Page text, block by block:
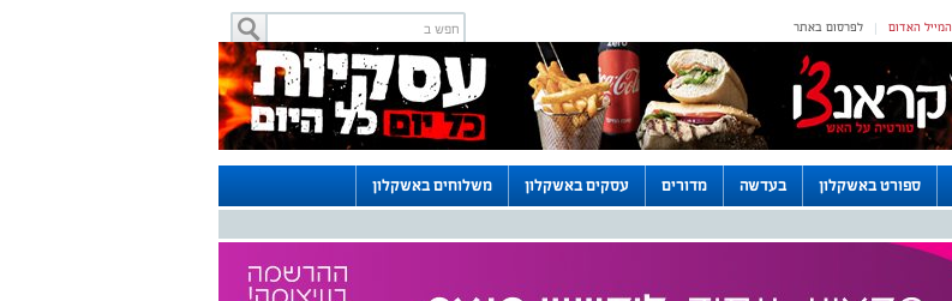
לפרסום באתר | המייל האדום
ספורט באשקלון בעדשה מדורים עסקים באשקלון משלוחים באשקלון